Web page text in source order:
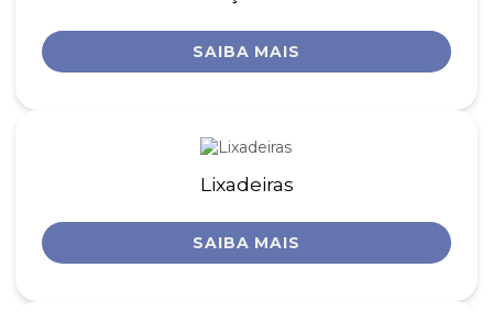
SAIBA MAIS
Lixadeiras
SAIBA MAIS